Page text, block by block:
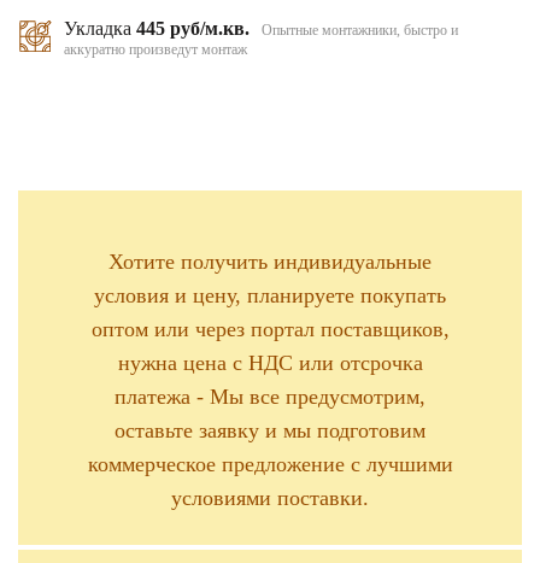
Укладка 445 руб/м.кв.
Опытные монтажники, быстро и
аккуратно произведут монтаж
Хотите получить индивидуальные
условия и цену, планируете покупать
оптом или через портал поставщиков,
нужна цена с НДС или отсрочка
платежа - Мы все предусмотрим,
оставьте заявку и мы подготовим
коммерческое предложение с лучшими
условиями поставки.